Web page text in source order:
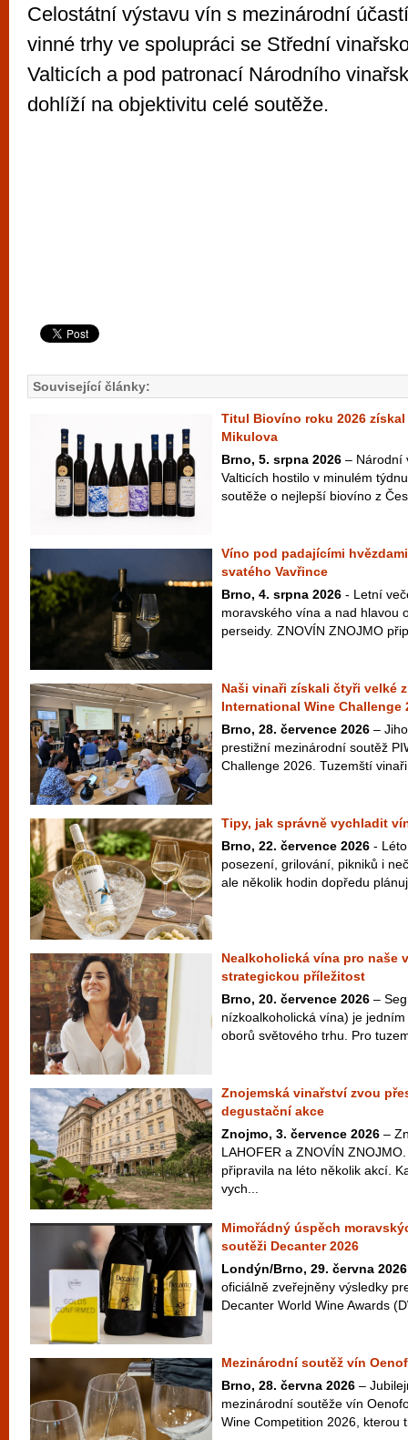
Celostátní výstavu vín s mezinárodní
vinné trhy ve spolupráci se Střední
Valticích a pod patronací Národního
dohlíží na objektivitu celé soutěže.
Související články:
Titul Biovíno roku 2026
Mikulova
Brno, 5. srpna 2026 – Národní
Valticích hostilo v minulém
soutěže o nejlepší biovíno z
Víno pod padajícími
svatého Vavřince
Brno, 4. srpna 2026 - Letní
moravského vína a nad hlavou
perseidy. ZNOVÍN ZNOJMO
Naši vinaři získali čtyři velké
International Wine Challenge
Brno, 28. července 2026 –
prestižní mezinárodní soutěž
Challenge 2026. Tuzemští
Tipy, jak správně vychladit
Brno, 22. července 2026 -
posezení, grilování, pikniků i
ale několik hodin dopředu
Nealkoholická vína pro naše
strategickou příležitost
Brno, 20. července 2026 –
nízkoalkoholická vína) je
oborů světového trhu. Pro
Znojemská vinařství zvou
degustační akce
Znojmo, 3. července 2026 –
LAHOFER a ZNOVÍN
připravila na léto několik akcí.
vych...
Mimořádný úspěch
soutěži Decanter 2026
Londýn/Brno, 29. června 2026
oficiálně zveřejněny výsledky
Decanter World Wine Awards
Mezinárodní soutěž vín
Brno, 28. června 2026 –
mezinárodní soutěže vín
Wine Competition 2026, kterou